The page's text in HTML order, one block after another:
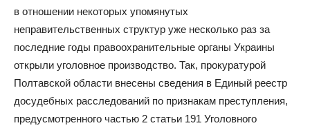
в отношении некоторых упомянутых
неправительственных структур уже несколько раз за
последние годы правоохранительные органы Украины
открыли уголовное производство. Так, прокуратурой
Полтавской области внесены сведения в Единый реестр
досудебных расследований по признакам преступления,
предусмотренного частью 2 статьи 191 Уголовного